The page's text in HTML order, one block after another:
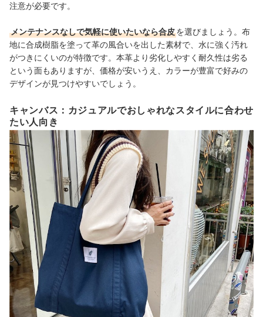
注意が必要です。
メンテナンスなしで気軽に使いたいなら合皮を選びましょう。布
地に合成樹脂を塗って革の風合いを出した素材で、水に強く汚れ
がつきにくいのが特徴です。本革より劣化しやすく耐久性は劣る
という面もありますが、価格が安いうえ、カラーが豊富で好みの
デザインが見つけやすいでしょう。
キャンバス：カジュアルでおしゃれなスタイルに合わせ
たい人向き